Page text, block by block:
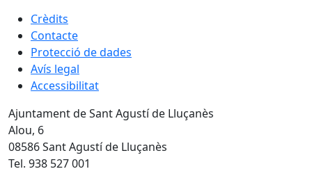
Crèdits
Contacte
Protecció de dades
Avís legal
Accessibilitat
Ajuntament de Sant Agustí de Lluçanès
Alou, 6
08586 Sant Agustí de Lluçanès
Tel. 938 527 001